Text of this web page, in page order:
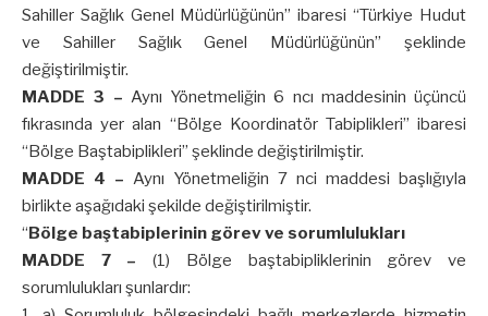
Sahiller Sağlık Genel Müdürlüğünün” ibaresi “Türkiye Hudut
ve Sahiller Sağlık Genel Müdürlüğünün” şeklinde
değiştirilmiştir.
MADDE 3 – Aynı Yönetmeliğin 6 ncı maddesinin üçüncü
fıkrasında yer alan “Bölge Koordinatör Tabiplikleri” ibaresi
“Bölge Baştabiplikleri” şeklinde değiştirilmiştir.
MADDE 4 – Aynı Yönetmeliğin 7 nci maddesi başlığıyla
birlikte aşağıdaki şekilde değiştirilmiştir.
“Bölge baştabiplerinin görev ve sorumlulukları
MADDE 7 –(1) Bölge baştabipliklerinin görev ve
sorumlulukları şunlardır: